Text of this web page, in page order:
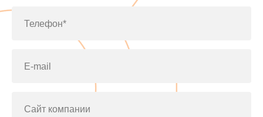
Телефон*
E-mail
Сайт компании